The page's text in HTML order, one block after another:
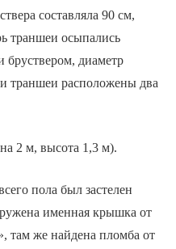
составляла 90 см,
траншеи осыпались
бруствером, диаметр
траншеи расположены два
2 м, высота 1,3 м).
пола был застелен
именная крышка от
там же найдена пломба от